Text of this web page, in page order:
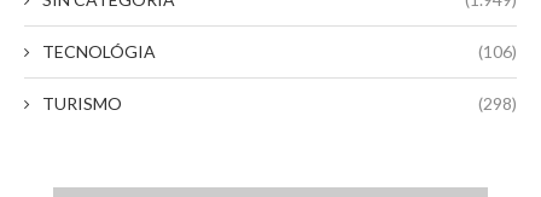
TECNOLÓGIA (106)
TURISMO (298)